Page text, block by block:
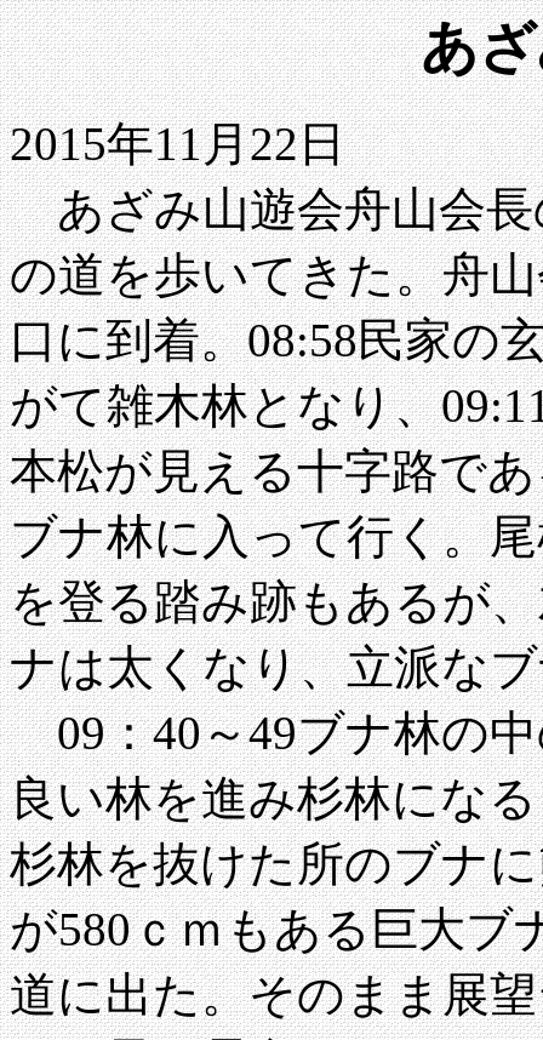
あ
2015年11月22日
あざみ山遊会舟山会長
の道を歩いてきた。舟
口に到着。08:58民家の
がて雑木林となり、
本松が見える十字路で
ブナ林に入って行く。
を登る踏み跡もあるが
ナは太くなり、立派な
09：40～49ブナ林の中
良い林を進み杉林にな
杉林を抜けた所のブナ
が580ｃｍもある巨大ブ
道に出た。そのまま展